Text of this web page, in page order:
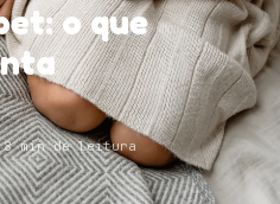
o que
min de leitura